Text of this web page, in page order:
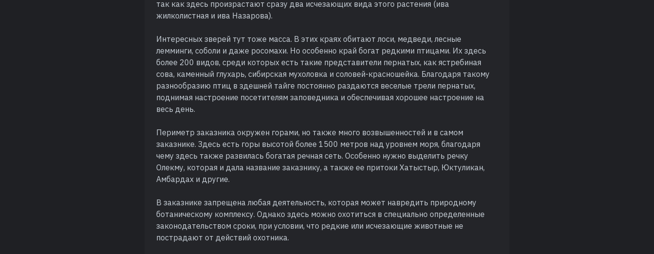
так как здесь произрастают сразу два исчезающих вида этого растения (ива
жилколистная и ива Назарова).
Интересных зверей тут тоже масса. В этих краях обитают лоси, медведи, лесные
лемминги, соболи и даже росомахи. Но особенно край богат редкими птицами. Их здесь
более 200 видов, среди которых есть такие представители пернатых, как ястребиная
сова, каменный глухарь, сибирская мухоловка и соловей-красношейка. Благодаря такому
разнообразию птиц в здешней тайге постоянно раздаются веселые трели пернатых,
поднимая настроение посетителям заповедника и обеспечивая хорошее настроение на
весь день.
Периметр заказника окружен горами, но также много возвышенностей и в самом
заказнике. Здесь есть горы высотой более 1500 метров над уровнем моря, благодаря
чему здесь также развилась богатая речная сеть. Особенно нужно выделить речку
Олекму, которая и дала название заказнику, а также ее притоки Хатыстыр, Юктуликан,
Амбардах и другие.
В заказнике запрещена любая деятельность, которая может навредить природному
ботаническому комплексу. Однако здесь можно охотиться в специально определенные
законодательством сроки, при условии, что редкие или исчезающие животные не
пострадают от действий охотника.